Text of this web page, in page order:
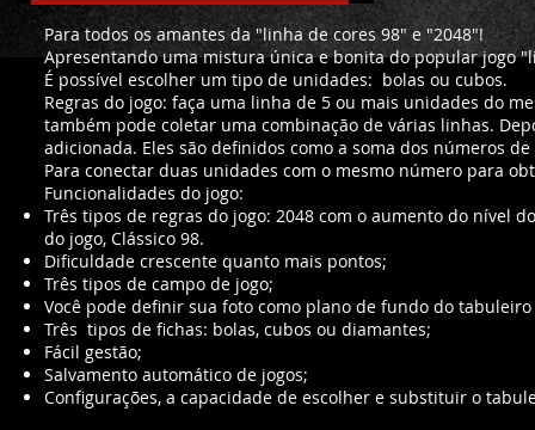
Para todos os amantes da "linha de cores 98" e "2048"!
Apresentando uma mistura única e bonita do popular jogo
É possível escolher um tipo de unidades: bolas ou cubos.
Regras do jogo: faça uma linha de 5 ou mais unidades do
também pode coletar uma combinação de várias linhas.
adicionada. Eles são definidos como a soma dos números
Para conectar duas unidades com o mesmo número para
Funcionalidades do jogo:
Três tipos de regras do jogo: 2048 com o aumento do nível
do jogo, Clássico 98.
Dificuldade crescente quanto mais pontos;
Três tipos de campo de jogo;
Você pode definir sua foto como plano de fundo do tabuleiro
Três tipos de fichas: bolas, cubos ou diamantes;
Fácil gestão;
Salvamento automático de jogos;
Configurações, a capacidade de escolher e substituir o